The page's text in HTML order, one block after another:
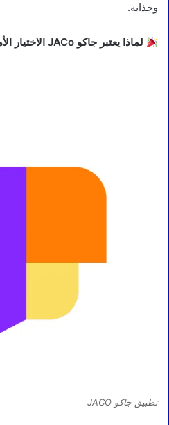
وجذابة.
لماذا يعتبر جاكو JACo الاختيار الأمثل لمحبي الترفيه والتفاعل
تطبيق جاكو JACO